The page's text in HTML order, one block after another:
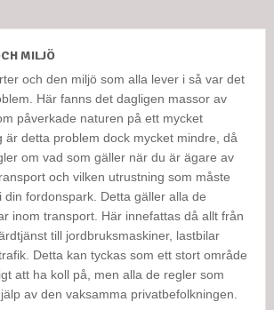
MILJÖ
och den miljö som alla lever i så var det
Här fanns det dagligen massor av
påverkade naturen på ett mycket
är detta problem dock mycket mindre, då
om vad som gäller när du är ägare av
och vilken utrustning som måste
din fordonspark. Detta gäller alla de
inom transport. Här innefattas då allt från
till jordbruksmaskiner, lastbilar
Detta kan tyckas som ett stort område
att ha koll på, men alla de regler som
av den vaksamma privatbefolkningen.